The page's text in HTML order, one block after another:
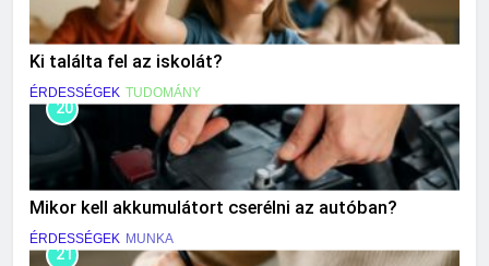
Ki találta fel az iskolát?
ÉRDESSÉGEK TUDOMÁNY
20
Mikor kell akkumulátort cserélni az autóban?
ÉRDESSÉGEK MUNKA
21